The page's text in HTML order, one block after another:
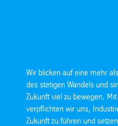
Wir blicken auf eine mehr
des stetigen Wandels und
Zukunft viel zu bewegen.
verpflichten wir uns,
Zukunft zu führen und